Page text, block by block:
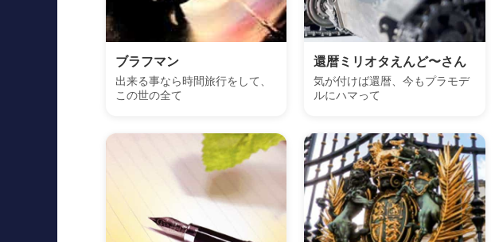
ブラフマン
出来る事なら時間旅行をして、
この世の全て
還暦ミリオタえんど〜さん
気が付けば還暦、今もプラモデ
ルにハマって